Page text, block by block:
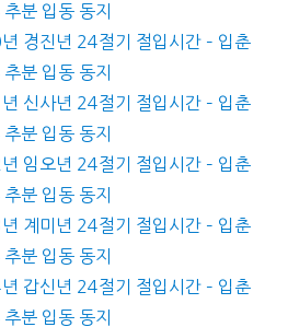
분 입동 동지
경진년 24절기 절입시간 – 입춘
분 입동 동지
신사년 24절기 절입시간 – 입춘
분 입동 동지
임오년 24절기 절입시간 – 입춘
분 입동 동지
계미년 24절기 절입시간 – 입춘
분 입동 동지
갑신년 24절기 절입시간 – 입춘
분 입동 동지